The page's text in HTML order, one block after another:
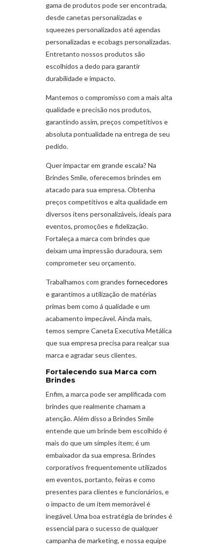
gama de produtos pode ser encontrada,
desde canetas personalizadas e
squeezes personalizados até agendas
personalizadas e ecobags personalizadas.
Entretanto nossos produtos são
escolhidos a dedo para garantir
durabilidade e impacto.
Mantemos o compromisso com a mais alta
qualidade e precisão nos produtos,
garantindo assim, preços competitivos e
absoluta pontualidade na entrega de seu
pedido.
Quer impactar em grande escala? Na
Brindes Smile, oferecemos brindes em
atacado para sua empresa. Obtenha
preços competitivos e alta qualidade em
diversos itens personalizáveis, ideais para
eventos, promoções e fidelização.
Fortaleça a marca com brindes que
deixam uma impressão duradoura, sem
comprometer seu orçamento.
Trabalhamos com grandes fornecedores
e garantimos a utilização de matérias
primas bem como á qualidade e um
acabamento impecável. Ainda mais,
temos sempre Caneta Executiva Metálica
que sua empresa precisa para realçar sua
marca e agradar seus clientes.
Fortalecendo sua Marca com
Brindes
Enfim, a marca pode ser amplificada com
brindes que realmente chamam a
atenção. Além disso a Brindes Smile
entende que um brinde bem escolhido é
mais do que um simples item; é um
embaixador da sua empresa. Brindes
corporativos frequentemente utilizados
em eventos, portanto, feiras e como
presentes para clientes e funcionários, e
o impacto de um item memorável é
inegável. Uma boa estratégia de brindes é
essencial para o sucesso de qualquer
campanha de marketing, e nossa equipe